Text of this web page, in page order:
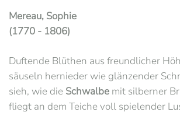
Mereau, Sophie
(1770 - 1806)
Duftende Blüthen aus freundlicher
säuseln hernieder wie glänzender
sieh, wie die Schwalbe mit silberner
fliegt an dem Teiche voll spielender